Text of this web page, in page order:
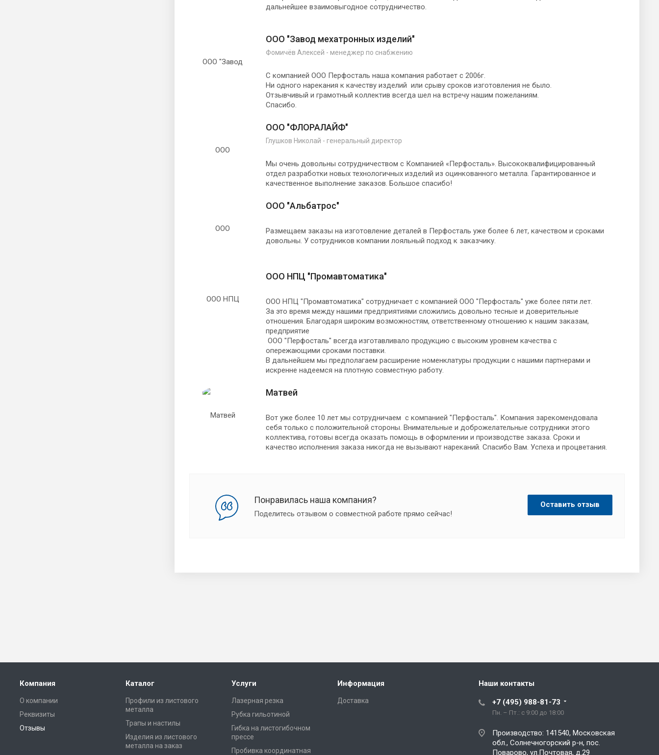
дальнейшее взаимовыгодное сотрудничество.
ООО "Завод мехатронных изделий"
Фомичёв Алексей - менеджер по снабжению
С компанией ООО Перфосталь наша компания работает с 2006г.
Ни одного нарекания к качеству изделий или срыву сроков изготовления не было.
Отзывчивый и грамотный коллектив всегда шел на встречу нашим пожеланиям.
Спасибо.
ООО "ФЛОРАЛАЙФ"
Глушков Николай - генеральный директор
Мы очень довольны сотрудничеством с Компанией «Перфосталь». Высококвалифицированный
отдел разработки новых технологичных изделий из оцинкованного металла. Гарантированное и
качественное выполнение заказов. Большое спасибо!
ООО "Альбатрос"
Размещаем заказы на изготовление деталей в Перфосталь уже более 6 лет, качеством и сроками
довольны. У сотрудников компании лояльный подход к заказчику.
ООО НПЦ "Промавтоматика"
ООО НПЦ "Промавтоматика" сотрудничает с компанией ООО "Перфосталь" уже более пяти лет.
За это время между нашими предприятиями сложились довольно тесные и доверительные
отношения. Благодаря широким возможностям, ответственному отношению к нашим заказам,
предприятие
ООО "Перфосталь" всегда изготавливало продукцию с высоким уровнем качества с
опережающими сроками поставки.
В дальнейшем мы предполагаем расширение номенклатуры продукции с нашими партнерами и
искренне надеемся на плотную совместную работу.
Матвей
Вот уже более 10 лет мы сотрудничаем с компанией "Перфосталь". Компания зарекомендовала
себя только с положительной стороны. Внимательные и доброжелательные сотрудники этого
коллектива, готовы всегда оказать помощь в оформлении и производстве заказа. Сроки и
качество исполнения заказа никогда не вызывают нареканий. Спасибо Вам. Успеха и процветания.
Понравилась наша компания?
Поделитесь отзывом о совместной работе прямо сейчас!
Оставить отзыв
Компания
О компании
Реквизиты
Отзывы
Каталог
Профили из листового
металла
Трапы и настилы
Изделия из листового
металла на заказ
Услуги
Лазерная резка
Рубка гильотиной
Гибка на листогибочном
прессе
Пробивка координатная
Информация
Доставка
Наши контакты
+7 (495) 988-81-73
Пн. – Пт.: с 9:00 до 18:00
Производство: 141540, Московская
обл., Солнечногорский р-н, пос.
Поварово, ул.Почтовая, д.29